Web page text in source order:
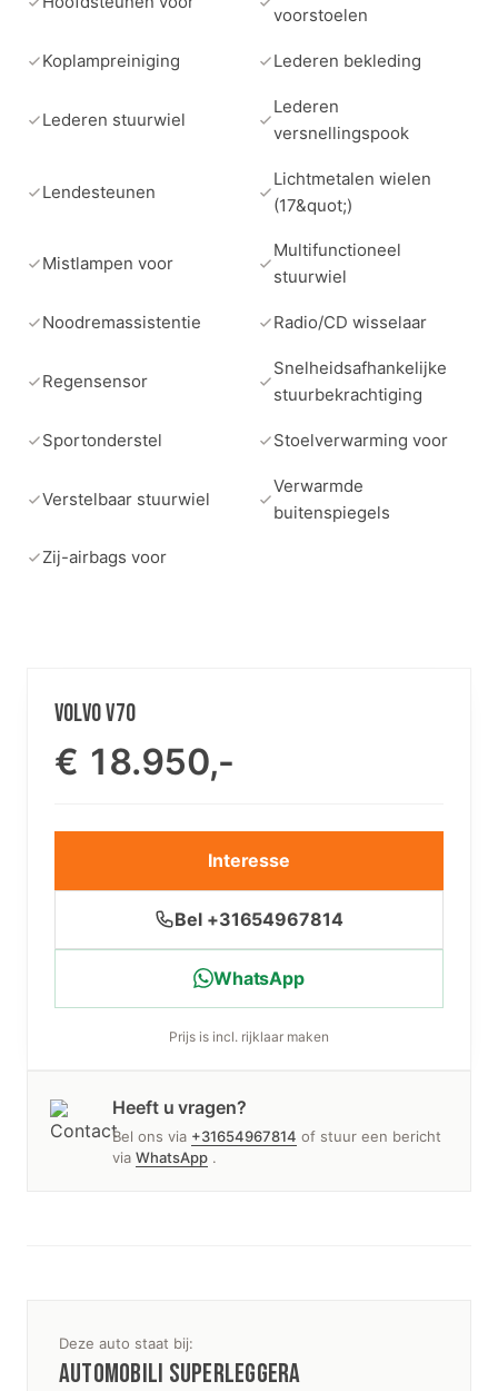
voorstoelen
Koplampreiniging Lederen bekleding
Lederen stuurwiel
Lederen
versnellingspook
Lendesteunen
Lichtmetalen wielen
(17&quot;)
Mistlampen voor
Multifunctioneel
stuurwiel
Noodremassistentie Radio/CD wisselaar
Regensensor
Snelheidsafhankelijke
stuurbekrachtiging
Sportonderstel Stoelverwarming voor
Verstelbaar stuurwiel
Verwarmde
buitenspiegels
Zij-airbags voor
VOLVO V70
€ 18.950,-
Interesse
Bel +31654967814
WhatsApp
Prijs is incl. rijklaar maken
Heeft u vragen?
Bel ons via +31654967814 of stuur een bericht
via WhatsApp .
Deze auto staat bij:
AUTOMOBILI SUPERLEGGERA